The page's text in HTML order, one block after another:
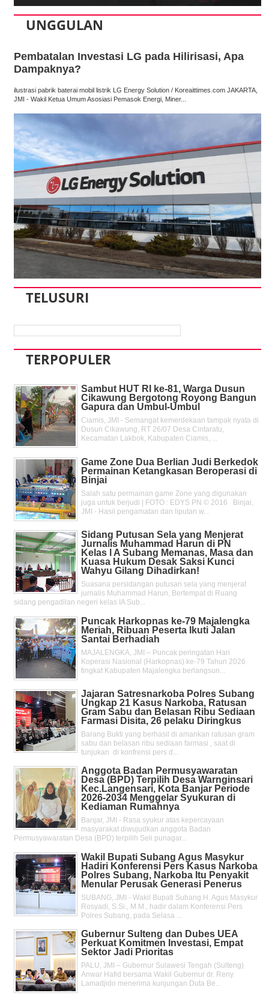
UNGGULAN
Pembatalan Investasi LG pada Hilirisasi, Apa
Dampaknya?
ilustrasi pabrik baterai mobil listrik LG Energy Solution / Koreaittimes.com JAKARTA,
JMI - Wakil Ketua Umum Asosiasi Pemasok Energi, Miner...
TELUSURI
TERPOPULER
Sambut HUT RI ke-81, Warga Dusun
Cikawung Bergotong Royong Bangun
Gapura dan Umbul-Umbul
Ciamis, JMI - Semangat kemerdekaan tampak nyata di
Dusun Cikawung, RT 26/07 Desa Cintaratu,
Kecamatan Lakbok, Kabupaten Ciamis, ...
Game Zone Dua Berlian Judi Berkedok
Permainan Ketangkasan Beroperasi di
Binjai
Salah satu permainan game Zone yang digunakan
juga untuk berjudi | FOTO : EDYS PN © 2016 Binjai,
JMI - Hasil pengamatan dan liputan w...
Sidang Putusan Sela yang Menjerat
Jurnalis Muhammad Harun di PN
Kelas l A Subang Memanas, Masa dan
Kuasa Hukum Desak Saksi Kunci
Wahyu Gilang Dihadirkan!
Suasana persidangan putusan sela yang menjerat
jurnalis Muhammad Harun, Bertempat di Ruang
sidang pengadilan negeri kelas IA Sub...
Puncak Harkopnas ke-79 Majalengka
Meriah, Ribuan Peserta Ikuti Jalan
Santai Berhadiah
MAJALENGKA, JMI – Puncak peringatan Hari
Koperasi Nasional (Harkopnas) ke-79 Tahun 2026
tingkat Kabupaten Majalengka berlangsun...
Jajaran Satresnarkoba Polres Subang
Ungkap 21 Kasus Narkoba, Ratusan
Gram Sabu dan Belasan Ribu Sediaan
Farmasi Disita, 26 pelaku Diringkus
Barang Bukti yang berhasil di amankan ratusan gram
sabu dan belasan ribu sediaan farmasi , saat di
tunjukan di konfrensi pers d...
Anggota Badan Permusyawaratan
Desa (BPD) Terpilih Desa Warnginsari
Kec.Langensari, Kota Banjar Periode
2026-2034 Menggelar Syukuran di
Kediaman Rumahnya
Banjar, JMI - Rasa syukur atas kepercayaan
masyarakat diwujudkan anggota Badan
Permusyawaratan Desa (BPD) terpilih Seli punagar...
Wakil Bupati Subang Agus Masykur
Hadiri Konferensi Pers Kasus Narkoba
Polres Subang, Narkoba Itu Penyakit
Menular Perusak Generasi Penerus
SUBANG, JMI - Wakil Bupati Subang H. Agus Masykur
Rosyadi, S.Si., M.M., hadir dalam Konferensi Pers
Polres Subang, pada Selasa ...
Gubernur Sulteng dan Dubes UEA
Perkuat Komitmen Investasi, Empat
Sektor Jadi Prioritas
PALU, JMI – Gubernur Sulawesi Tengah (Sulteng)
Anwar Hafid bersama Wakil Gubernur dr. Reny
Lamadjido menerima kunjungan Duta Be...